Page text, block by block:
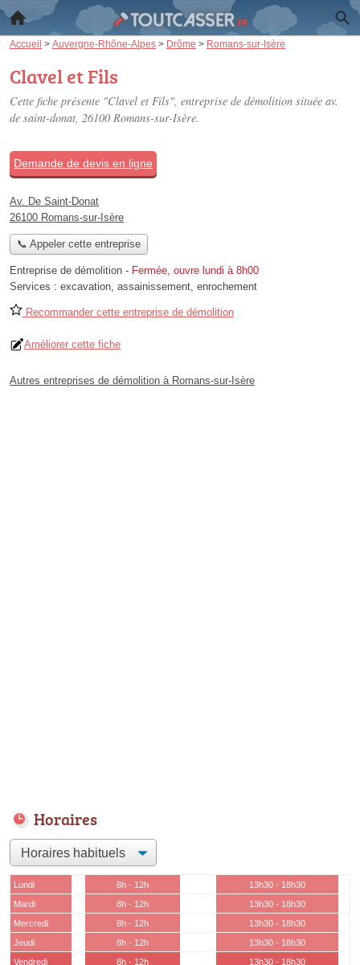
Accueil > Auvergne-Rhône-Alpes > Drôme > Romans-sur-Isère
Clavel et Fils
Cette fiche présente "Clavel et Fils", entreprise de démolition située av.
de saint-donat, 26100 Romans-sur-Isère.
Demande de devis en ligne
Av. De Saint-Donat
26100 Romans-sur-Isère
📞 Appeler cette entreprise
Entreprise de démolition - Fermée, ouvre lundi à 8h00
Services : excavation, assainissement, enrochement
Recommander cette entreprise de démolition
Améliorer cette fiche
Autres entreprises de démolition à Romans-sur-Isère
Horaires
Lundi 8h - 12h
13h30 - 18h30
Mardi
8h - 12h
13h30 - 18h30
Mercredi
8h - 12h
13h30 - 18h30
Jeudi
8h - 12h
13h30 - 18h30
Vendredi
8h - 12h
13h30 - 18h30